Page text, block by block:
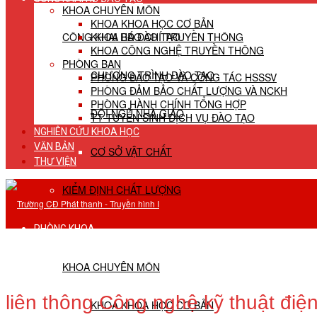
CÔNG KHAI HĐ ĐÀO TẠO
CHƯƠNG TRÌNH ĐÀO TẠO
ĐỘI NGŨ NHÀ GIÁO
CƠ SỞ VẬT CHẤT
KIỂM ĐỊNH CHẤT LƯỢNG
PHÒNG KHOA
KHOA CHUYÊN MÔN
KHOA KHOA HỌC CƠ BẢN
KHOA CHUYÊN MÔN
KHOA KHOA HỌC CƠ BẢN
KHOA BÁO CHÍ TRUYỀN THÔNG
KHOA CÔNG NGHỆ TRUYỀN THÔNG
PHÒNG BAN
PHÒNG ĐÀO TẠO VÀ CÔNG TÁC HSSSV
PHÒNG ĐẢM BẢO CHẤT LƯỢNG VÀ NCKH
PHÒNG HÀNH CHÍNH TỔNG HỢP
TT TUYỂN SINH DỊCH VỤ ĐÀO TẠO
NGHIÊN CỨU KHOA HỌC
VĂN BẢN
THƯ VIỆN
liên thông Công nghệ kỹ thuật